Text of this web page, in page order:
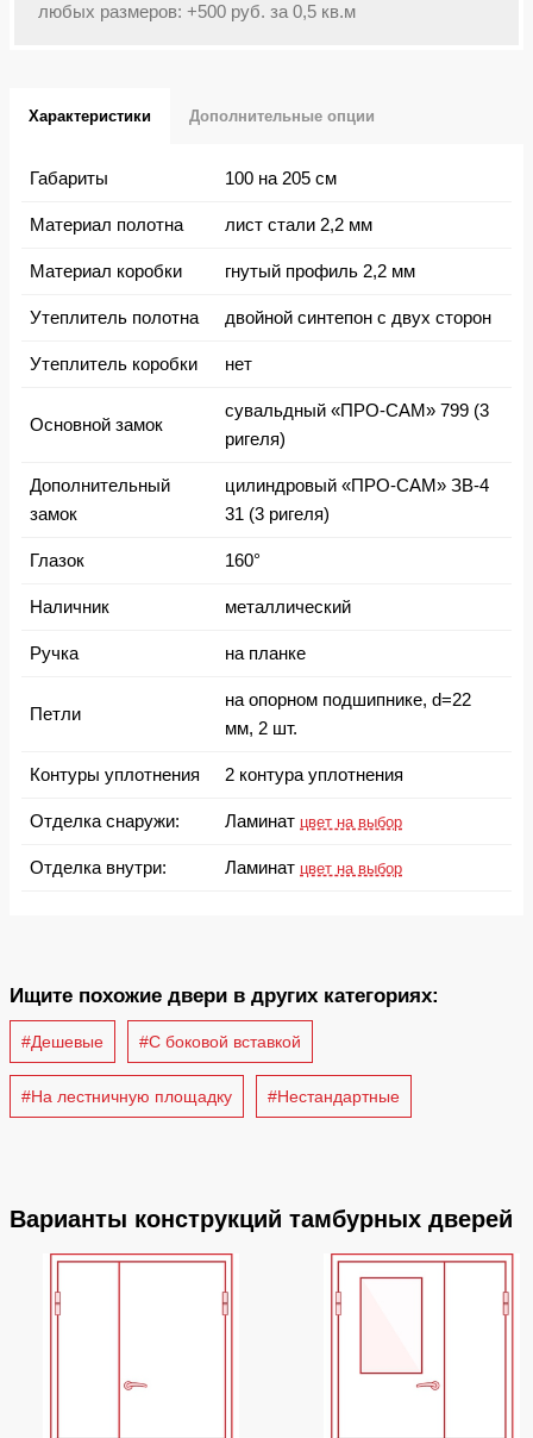
любых размеров: +500 руб. за 0,5 кв.м
Характеристики Дополнительные опции
Габариты 100 на 205 см
Материал полотна лист стали 2,2 мм
Материал коробки гнутый профиль 2,2 мм
Утеплитель полотна двойной синтепон с двух сторон
Утеплитель коробки нет
Основной замок
сувальдный «ПРО-САМ» 799 (3
ригеля)
Дополнительный
замок
цилиндровый «ПРО-САМ» ЗВ-4
31 (3 ригеля)
Глазок 160°
Наличник металлический
Ручка на планке
Петли
на опорном подшипнике, d=22
мм, 2 шт.
Контуры уплотнения 2 контура уплотнения
Отделка снаружи: Ламинат цвет на выбор
Отделка внутри: Ламинат цвет на выбор
Ищите похожие двери в других категориях:
#Дешевые #С боковой вставкой
#На лестничную площадку #Нестандартные
Варианты конструкций тамбурных дверей